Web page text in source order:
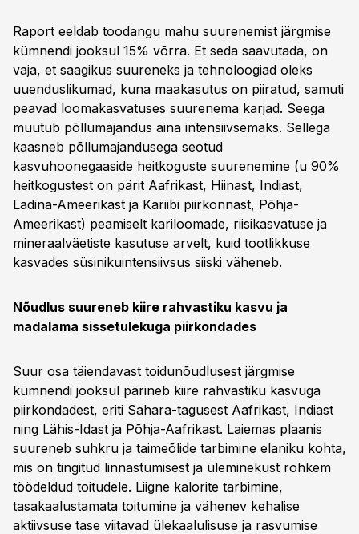
Raport eeldab toodangu mahu suurenemist järgmise
kümnendi jooksul 15% võrra. Et seda saavutada, on
vaja, et saagikus suureneks ja tehnoloogiad oleks
uuenduslikumad, kuna maakasutus on piiratud, samuti
peavad loomakasvatuses suurenema karjad. Seega
muutub põllumajandus aina intensiivsemaks. Sellega
kaasneb põllumajandusega seotud
kasvuhoonegaaside heitkoguste suurenemine (u 90%
heitkogustest on pärit Aafrikast, Hiinast, Indiast,
Ladina-Ameerikast ja Kariibi piirkonnast, Põhja-
Ameerikast) peamiselt kariloomade, riisikasvatuse ja
mineraalväetiste kasutuse arvelt, kuid tootlikkuse
kasvades süsinikuintensiivsus siiski väheneb.
Nõudlus suureneb kiire rahvastiku kasvu ja
madalama sissetulekuga piirkondades
Suur osa täiendavast toidunõudlusest järgmise
kümnendi jooksul pärineb kiire rahvastiku kasvuga
piirkondadest, eriti Sahara-tagusest Aafrikast, Indiast
ning Lähis-Idast ja Põhja-Aafrikast. Laiemas plaanis
suureneb suhkru ja taimeõlide tarbimine elaniku kohta,
mis on tingitud linnastumisest ja üleminekust rohkem
töödeldud toitudele. Liigne kalorite tarbimine,
tasakaalustamata toitumine ja vähenev kehalise
aktiivsuse tase viitavad ülekaalulisuse ja rasvumise